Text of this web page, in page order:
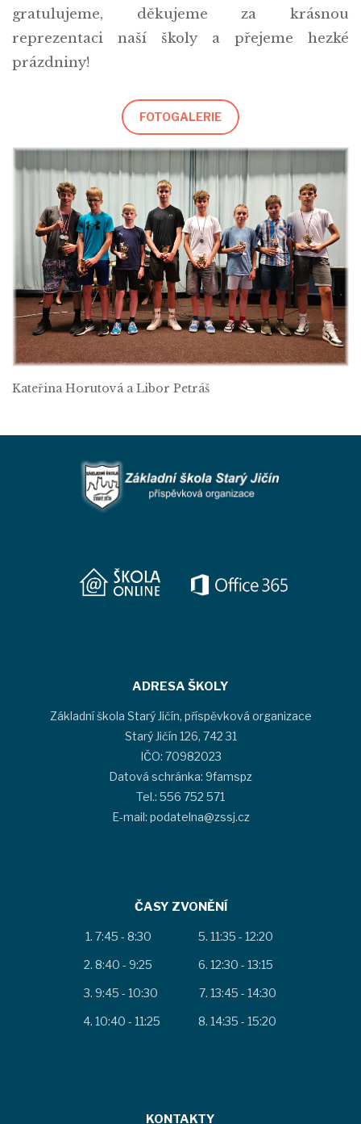
gratulujeme, děkujeme za krásnou
reprezentaci naší školy a přejeme hezké
prázdniny!
FOTOGALERIE
Kateřina Horutová a Libor Petráš
ADRESA ŠKOLY
Základní škola Starý Jičín, příspěvková organizace
Starý Jičín 126, 742 31
IČO: 70982023
Datová schránka: 9famspz
Tel.: 556 752 571
E-mail: podatelna@zssj.cz
ČASY ZVONĚNÍ
7:45 - 8:30
8:40 - 9:25
9:45 - 10:30
10:40 - 11:25
11:35 - 12:20
12:30 - 13:15
13:45 - 14:30
14:35 - 15:20
KONTAKTY